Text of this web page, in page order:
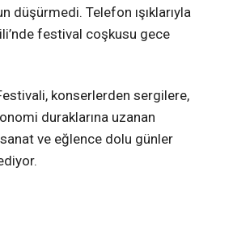
düşürmedi. Telefon ışıklarıyla
festival coşkusu gece
konserlerden sergilere,
duraklarına uzanan
ve eğlence dolu günler